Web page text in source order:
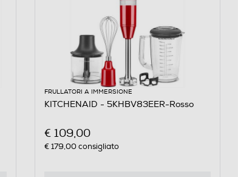
FRULLATORI A IMMERSIONE
KITCHENAID - 5KHBV83EER-Rosso
€ 109,00
€ 179,00consigliato